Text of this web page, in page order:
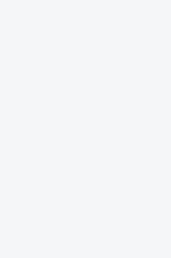
Crédit Agricole IDF :
flamboyant, record
Le Crédit Agricole IDF a
2026, via un octroi massif de
20e anniversaire de